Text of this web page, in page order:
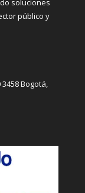
soluciones
público y
Bogotá,